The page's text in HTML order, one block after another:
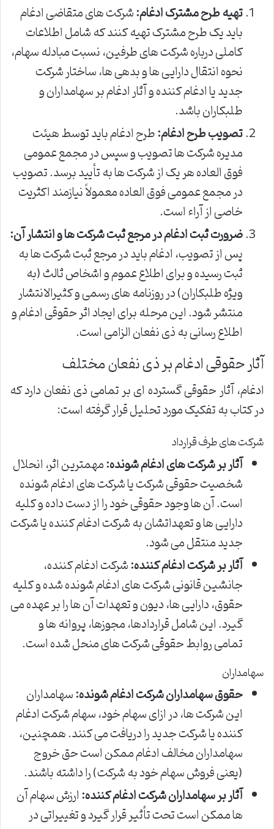
تهیه طرح مشترک ادغام:شرکت های متقاضی ادغام
باید یک طرح مشترک تهیه کنند که شامل اطلاعات
کاملی درباره شرکت های طرفین، نسبت مبادله سهام،
نحوه انتقال دارایی ها و بدهی ها، ساختار شرکت
جدید یا ادغام کننده و آثار ادغام بر سهامداران و
طلبکاران باشد.
تصویب طرح ادغام:طرح ادغام باید توسط هیئت
مدیره شرکت ها تصویب و سپس در مجمع عمومی
فوق العاده هر یک از شرکت ها به تأیید برسد. تصویب
در مجمع عمومی فوق العاده معمولاً نیازمند اکثریت
خاصی از آراء است.
ضرورت ثبت ادغام در مرجع ثبت شرکت ها و انتشار آن:
پس از تصویب، ادغام باید در مرجع ثبت شرکت ها به
ثبت رسیده و برای اطلاع عموم و اشخاص ثالث (به
ویژه طلبکاران) در روزنامه های رسمی و کثیرالانتشار
منتشر شود. این مرحله برای ایجاد اثر حقوقی ادغام و
اطلاع رسانی به ذی نفعان الزامی است.
آثار حقوقی ادغام بر ذی نفعان مختلف
ادغام، آثار حقوقی گسترده ای بر تمامی ذی نفعان دارد که
در کتاب به تفکیک مورد تحلیل قرار گرفته است:
شرکت های طرف قرارداد
آثار بر شرکت های ادغام شونده:مهمترین اثر، انحلال
شخصیت حقوقی شرکت یا شرکت های ادغام شونده
است. آن ها وجود حقوقی خود را از دست داده و کلیه
دارایی ها و تعهداتشان به شرکت ادغام کننده یا شرکت
جدید منتقل می شود.
آثار بر شرکت ادغام کننده:شرکت ادغام کننده،
جانشین قانونی شرکت های ادغام شونده شده و کلیه
حقوق، دارایی ها، دیون و تعهدات آن ها را بر عهده می
گیرد. این شامل قراردادها، مجوزها، پروانه ها و
تمامی روابط حقوقی شرکت های منحل شده است.
سهامداران
حقوق سهامداران شرکت ادغام شونده:سهامداران
این شرکت ها، در ازای سهام خود، سهام شرکت ادغام
کننده یا شرکت جدید را دریافت می کنند. همچنین،
سهامداران مخالف ادغام ممکن است حق خروج
(یعنی فروش سهام خود به شرکت) را داشته باشند.
آثار بر سهامداران شرکت ادغام کننده:ارزش سهام آن
ها ممکن است تحت تأثیر قرار گیرد و تغییراتی در